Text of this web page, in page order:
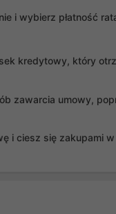
i wybierz płatność
kredytowy, który
zawarcia umowy,
i ciesz się zakupami w